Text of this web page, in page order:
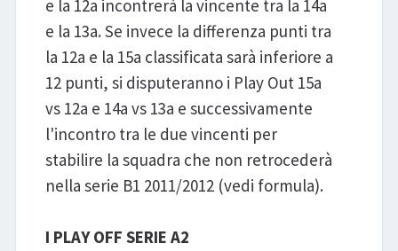
e la 12a incontrerà la vincente tra la 14a
e la 13a. Se invece la differenza punti tra
la 12a e la 15a classificata sarà inferiore a
12 punti, si disputeranno i Play Out 15a
vs 12a e 14a vs 13a e successivamente
l'incontro tra le due vincenti per
stabilire la squadra che non retrocederà
nella serie B1 2011/2012 (vedi formula).
I PLAY OFF SERIE A2